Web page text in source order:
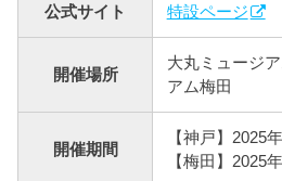
公式サイト 特設ページ
開催場所
大丸ミュージ
アム梅田
開催期間
【神戸】2025
【梅田】2025